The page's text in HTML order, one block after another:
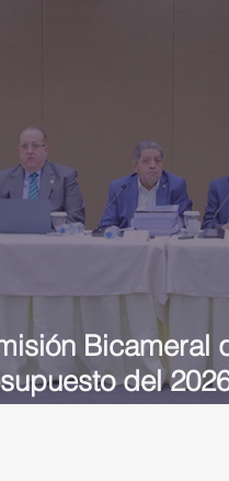
Bicameral
del
de Hacienda